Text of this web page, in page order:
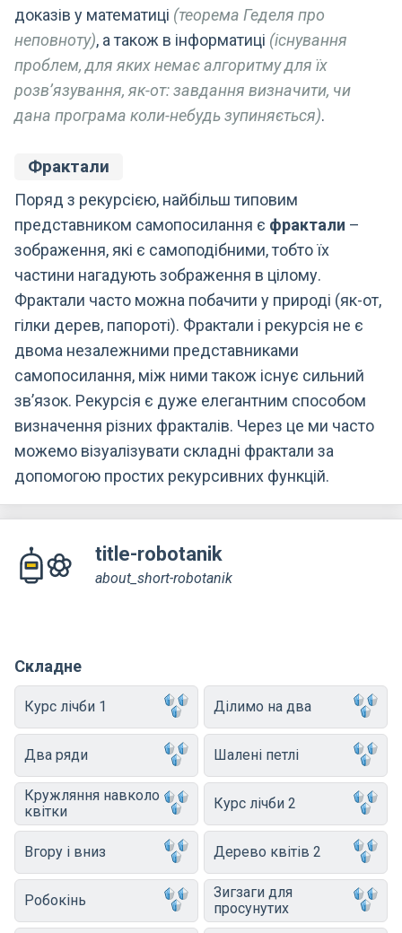
доказів у математиці (теорема Геделя про
неповноту), а також в інформатиці (існування
проблем, для яких немає алгоритму для їх
розв’язування, як-от: завдання визначити, чи
дана програма коли-небудь зупиняється).
Фрактали
Поряд з рекурсією, найбільш типовим
представником самопосилання є фрактали –
зображення, які є самоподібними, тобто їх
частини нагадують зображення в цілому.
Фрактали часто можна побачити у природі (як-от,
гілки дерев, папороті). Фрактали і рекурсія не є
двома незалежними представниками
самопосилання, між ними також існує сильний
зв’язок. Рекурсія є дуже елегантним способом
визначення різних фракталів. Через це ми часто
можемо візуалізувати складні фрактали за
допомогою простих рекурсивних функцій.
title-robotanik
about_short-robotanik
Складне
Курс лічби 1 Ділимо на два
Два ряди Шалені петлі
Кружляння навколо
квітки
Курс лічби 2
Вгору і вниз Дерево квітів 2
Робокінь
Зигзаги для
просунутих